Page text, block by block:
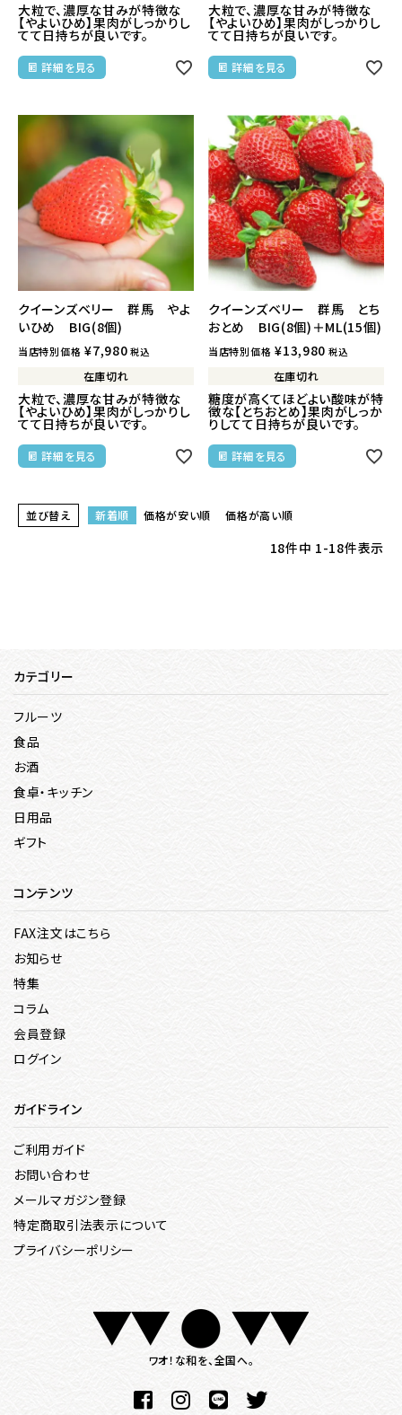
大粒で、濃厚な甘みが特徴な
【やよいひめ】果肉がしっかりし
てて日持ちが良いです。
詳細を見る
大粒で、濃厚な甘みが特徴な
【やよいひめ】果肉がしっかりし
てて日持ちが良いです。
詳細を見る
クイーンズベリー 群馬 やよ
いひめ BIG(8個)
当店特別価格 ¥7,980 税込
在庫切れ
大粒で、濃厚な甘みが特徴な
【やよいひめ】果肉がしっかりし
てて日持ちが良いです。
詳細を見る
クイーンズベリー 群馬 とち
おとめ BIG(8個)＋ML(15個)
当店特別価格 ¥13,980 税込
在庫切れ
糖度が高くてほどよい酸味が特
徴な【とちおとめ】果肉がしっか
りしてて日持ちが良いです。
詳細を見る
並び替え 新着順 価格が安い順 価格が高い順
18件中 1-18件表示
カテゴリー
フルーツ
食品
お酒
食卓・キッチン
日用品
ギフト
コンテンツ
FAX注文はこちら
お知らせ
特集
コラム
会員登録
ログイン
ガイドライン
ご利用ガイド
お問い合わせ
メールマガジン登録
特定商取引法表示について
プライバシーポリシー
ワオ！な和を、全国へ。